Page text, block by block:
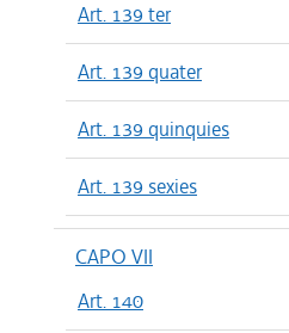
Art. 139 ter
Art. 139 quater
Art. 139 quinquies
Art. 139 sexies
CAPO VII
Art. 140